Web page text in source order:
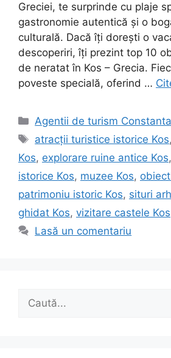
Greciei, te surprinde cu plaje
gastronomie autentică și o
culturală. Dacă îți dorești o
descoperiri, îți prezint top 10
de neratat în Kos – Grecia.
poveste specială, oferind …
Categorii
Agentii de turism Constanta
Etichete
atracții turistice istorice Kos,
Kos, explorare ruine antice Kos,
istorice Kos, muzee Kos,
patrimoniu istoric Kos, situri
ghidat Kos, vizitare castele Kos
Lasă un comentariu
Caută